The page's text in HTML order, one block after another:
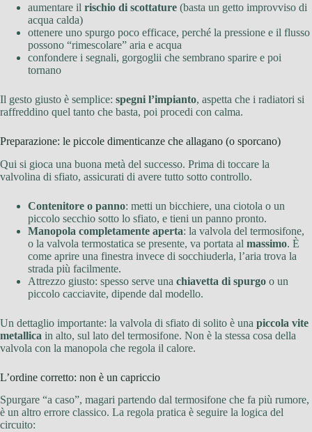
aumentare il rischio di scottature (basta un getto improvviso di
acqua calda)
ottenere uno spurgo poco efficace, perché la pressione e il flusso
possono “rimescolare” aria e acqua
confondere i segnali, gorgoglii che sembrano sparire e poi
tornano
Il gesto giusto è semplice: spegni l’impianto, aspetta che i radiatori si
raffreddino quel tanto che basta, poi procedi con calma.
Preparazione: le piccole dimenticanze che allagano (o sporcano)
Qui si gioca una buona metà del successo. Prima di toccare la
valvolina di sfiato, assicurati di avere tutto sotto controllo.
Contenitore o panno: metti un bicchiere, una ciotola o un
piccolo secchio sotto lo sfiato, e tieni un panno pronto.
Manopola completamente aperta: la valvola del termosifone,
o la valvola termostatica se presente, va portata al massimo. È
come aprire una finestra invece di socchiuderla, l’aria trova la
strada più facilmente.
Attrezzo giusto: spesso serve una chiavetta di spurgo o un
piccolo cacciavite, dipende dal modello.
Un dettaglio importante: la valvola di sfiato di solito è una piccola vite
metallica in alto, sul lato del termosifone. Non è la stessa cosa della
valvola con la manopola che regola il calore.
L’ordine corretto: non è un capriccio
Spurgare “a caso”, magari partendo dal termosifone che fa più rumore,
è un altro errore classico. La regola pratica è seguire la logica del
circuito: